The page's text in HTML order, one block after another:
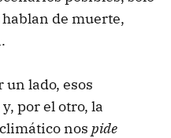
de muerte,
un lado, esos
por el otro, la
nos pide